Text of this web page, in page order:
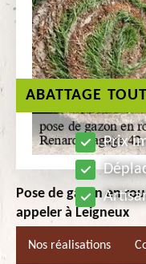
ABATTAGE
Prix
Nos réalisations
Pose de gazon en
appeler à Leigneux
Si vous voulez habiller
pelouse, vous pourrez